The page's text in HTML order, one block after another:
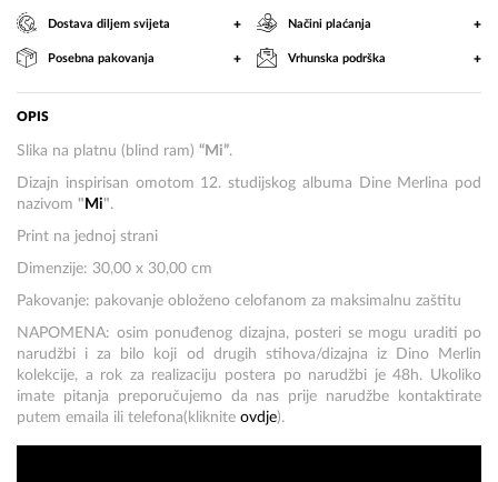
Dostava diljem svijeta + Načini plaćanja +
Posebna pakovanja + Vrhunska podrška +
OPIS
Slika na platnu (blind ram) “Mi”.
Dizajn inspirisan omotom 12. studijskog albuma Dine Merlina pod
nazivom " Mi".
Print na jednoj strani
Dimenzije: 30,00 x 30,00 cm
Pakovanje: pakovanje obloženo celofanom za maksimalnu zaštitu
NAPOMENA: osim ponuđenog dizajna, posteri se mogu uraditi po
narudžbi i za bilo koji od drugih stihova/dizajna iz Dino Merlin
kolekcije, a rok za realizaciju postera po narudžbi je 48h. Ukoliko
imate pitanja preporučujemo da nas prije narudžbe kontaktirate
putem emaila ili telefona(kliknite ovdje).